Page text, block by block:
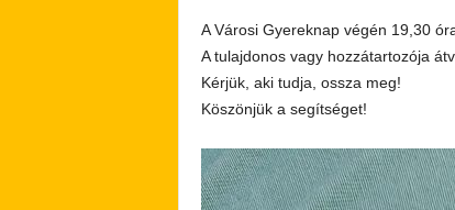
A Városi Gyereknap végén 19,30
A tulajdonos vagy hozzátartozója
Kérjük, aki tudja, ossza meg!
Köszönjük a segítséget!